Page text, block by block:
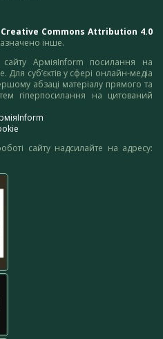
Creative Commons Attribution 4.0
інше.
АрміяInform посилання на
Для суб’єктів у сфері онлайн-медіа
абзаці матеріалу прямого та
гіперпосилання на цитований
сайту надсилайте на адресу: